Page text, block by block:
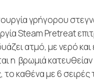
γρήγορου
Steam Pretreat
ατμό, με νερό
η βρωμιά
καθένα με 6 σειρές